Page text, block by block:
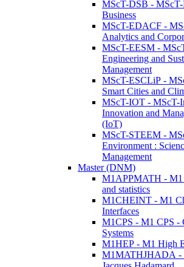
MScT-DSB - MScT-
Business
MScT-EDACF -
Analytics and
MScT-EESM -
Engineering and
Management
MScT-ESCLiP -
Smart Cities and
MScT-IOT - MScT-
Innovation and
(IoT)
MScT-STEEM -
Environment :
Management
Master (DNM)
M1APPMATH - M1
and statistics
M1CHEINT - M1
Interfaces
M1CPS - M1 CPS -
Systems
M1HEP - M1 High
M1MATHJHADA -